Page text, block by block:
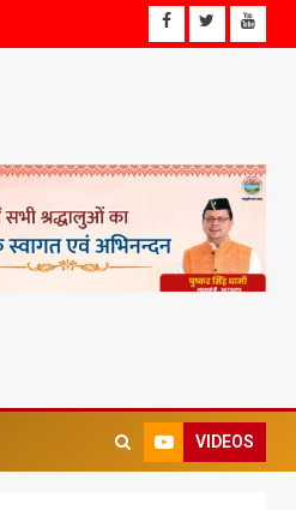
VIDEOS